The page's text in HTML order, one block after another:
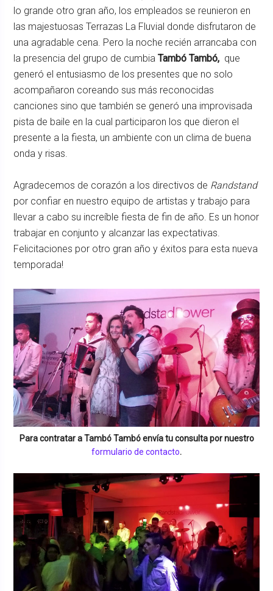
lo grande otro gran año, los empleados se reunieron en
las majestuosas Terrazas La Fluvial donde disfrutaron de
una agradable cena. Pero la noche recién arrancaba con
la presencia del grupo de cumbiaTambó Tambó, que
generó el entusiasmo de los presentes que no solo
acompañaron coreando sus más reconocidas
canciones sino que también se generó una improvisada
pista de baile en la cual participaron los que dieron el
presente a la fiesta, un ambiente con un clima de buena
onda y risas.
Agradecemos de corazón a los directivos de Randstand
por confiar en nuestro equipo de artistas y trabajo para
llevar a cabo su increíble fiesta de fin de año. Es un honor
trabajar en conjunto y alcanzar las expectativas.
Felicitaciones por otro gran año y éxitos para esta nueva
temporada!
Para contratar aTambó Tambóenvía tu consulta por nuestro
formulario de contacto.